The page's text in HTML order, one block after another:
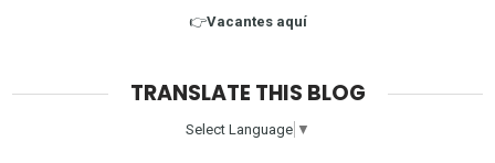
👉Vacantes aquí
TRANSLATE THIS BLOG
Select Language ▼